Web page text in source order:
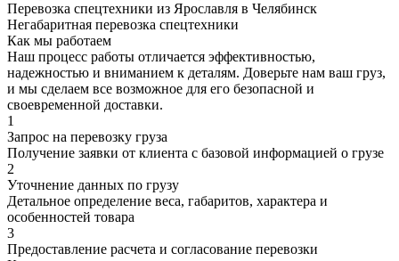
Перевозка спецтехники из Ярославля в Челябинск
Негабаритная перевозка спецтехники
Как мы работаем
Наш процесс работы отличается эффективностью,
надежностью и вниманием к деталям. Доверьте нам ваш груз,
и мы сделаем все возможное для его безопасной и
своевременной доставки.
1
Запрос на перевозку груза
Получение заявки от клиента с базовой информацией о грузе
2
Уточнение данных по грузу
Детальное определение веса, габаритов, характера и
особенностей товара
3
Предоставление расчета и согласование перевозки